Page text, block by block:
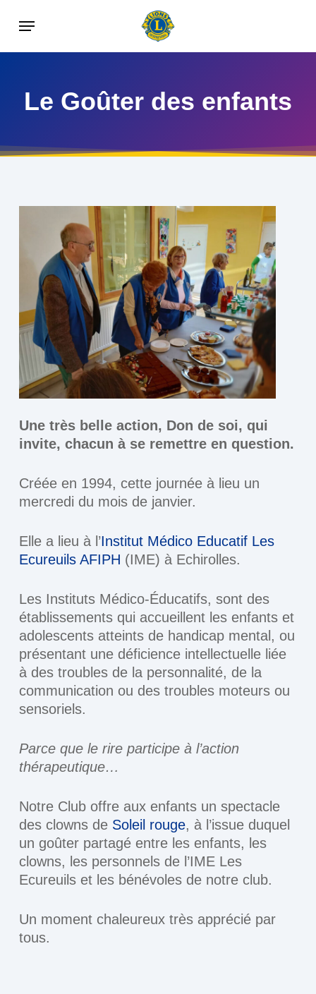
Menu
Le Goûter des enfants
Une très belle action, Don de soi, qui
invite, chacun à se remettre en question.
Créée en 1994, cette journée à lieu un
mercredi du mois de janvier.
Elle a lieu à l’Institut Médico Educatif Les
Ecureuils AFIPH (IME) à Echirolles.
Les Instituts Médico-Éducatifs, sont des
établissements qui accueillent les enfants et
adolescents atteints de handicap mental, ou
présentant une déficience intellectuelle liée
à des troubles de la personnalité, de la
communication ou des troubles moteurs ou
sensoriels.
Parce que le rire participe à l’action
thérapeutique…
Notre Club offre aux enfants un spectacle
des clowns de Soleil rouge, à l’issue duquel
un goûter partagé entre les enfants, les
clowns, les personnels de l’IME Les
Ecureuils et les bénévoles de notre club.
Un moment chaleureux très apprécié par
tous.